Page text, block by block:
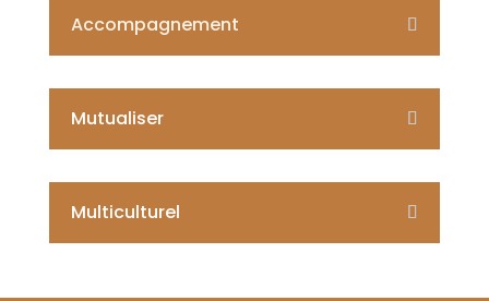
Accompagnement
Mutualiser
Multiculturel